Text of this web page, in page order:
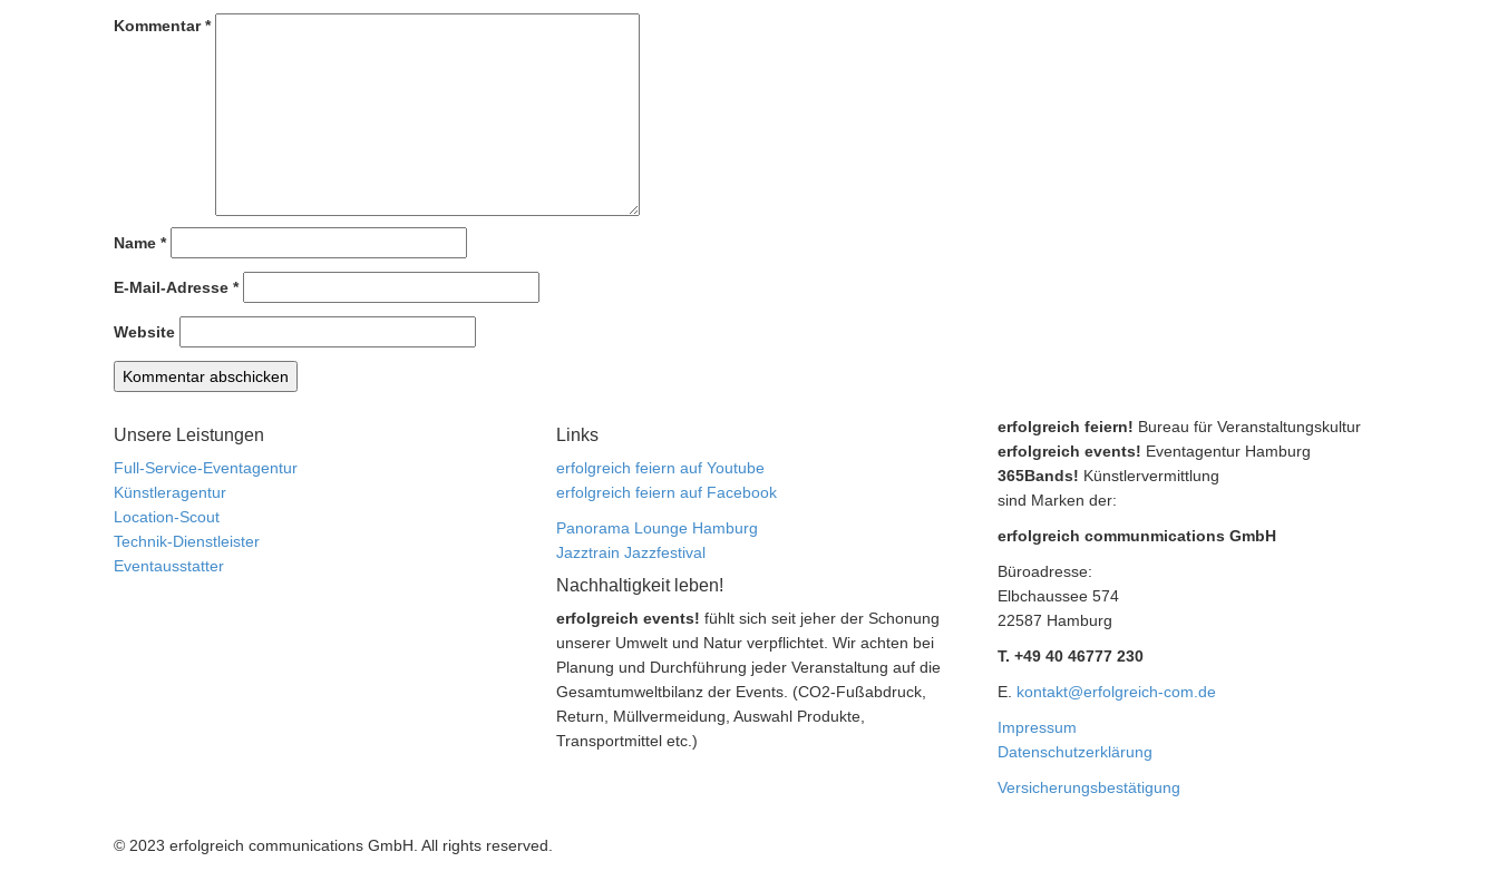
Kommentar*
Name *
E-Mail-Adresse *
Website
Unsere Leistungen
Full-Service-Eventagentur
Künstleragentur
Location-Scout
Technik-Dienstleister
Eventausstatter
Links
erfolgreich feiern auf Youtube
erfolgreich feiern auf Facebook
Panorama Lounge Hamburg
Jazztrain Jazzfestival
Nachhaltigkeit leben!
erfolgreich events! fühlt sich seit jeher der Schonung
unserer Umwelt und Natur verpflichtet. Wir achten bei
Planung und Durchführung jeder Veranstaltung auf die
Gesamtumweltbilanz der Events. (CO2-Fußabdruck,
Return, Müllvermeidung, Auswahl Produkte,
Transportmittel etc.)
erfolgreich feiern! Bureau für Veranstaltungskultur
erfolgreich events! Eventagentur Hamburg
365Bands! Künstlervermittlung
sind Marken der:
erfolgreich communmications GmbH
Büroadresse:
Elbchaussee 574
22587 Hamburg
T. +49 40 46777 230
E. kontakt@erfolgreich-com.de
Impressum
Datenschutzerklärung
Versicherungsbestätigung
© 2023 erfolgreich communications GmbH. All rights reserved.